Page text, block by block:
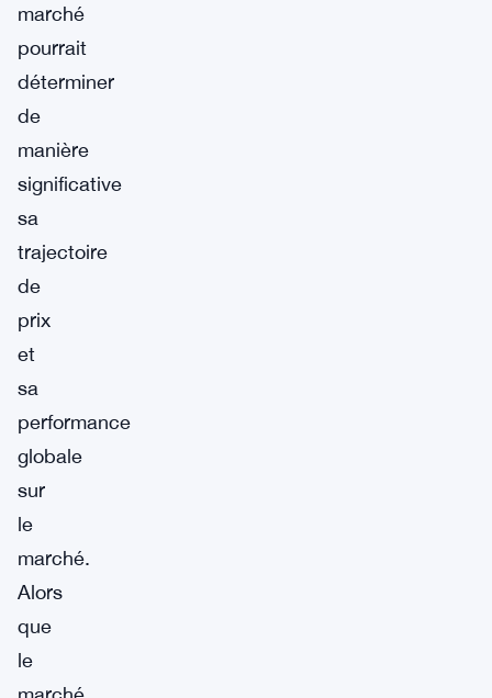
marché
pourrait
déterminer
de
manière
significative
sa
trajectoire
de
prix
et
sa
performance
globale
sur
le
marché.
Alors
que
le